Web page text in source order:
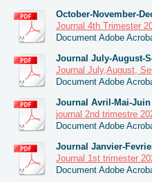
October-November-
Journal 4th Trimester
Document Adobe
Journal July-August-
Journal July,August,
Document Adobe
Journal Avril-Mai-Juin
journal 2nd trimestre
Document Adobe
Journal Janvier-
Journal 1st trimester
Document Adobe